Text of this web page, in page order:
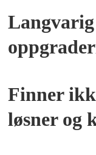
Finner
løsner og